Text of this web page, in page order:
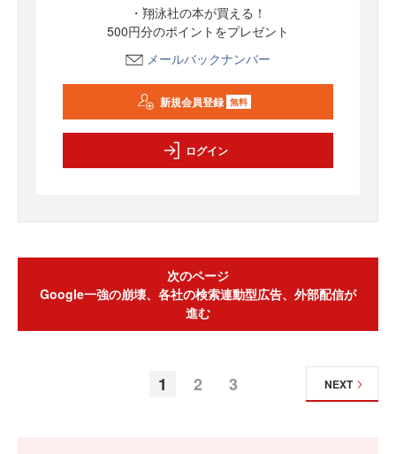
・翔泳社の本が買える！
500円分のポイントをプレゼント
メールバックナンバー
新規会員登録 無料
ログイン
次のページ
Google一強の崩壊、各社の検索連動型広告、外部配信が
進む
1 2 3 NEXT